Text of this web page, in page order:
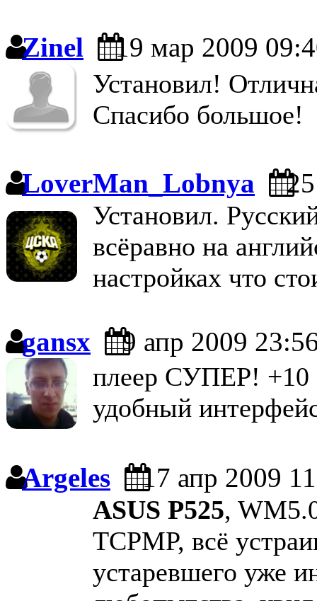
Zinel 19 мар 2009
Установил!
Спасибо большое!
LoverMan_Lobnya 25
Установил.
всёравно на
настройках что
gansx 9 апр 2009
плеер СУПЕР! +10
удобный
Argeles 17 апр 2009
ASUS P525,
TCPMP, всё
устаревшего уже